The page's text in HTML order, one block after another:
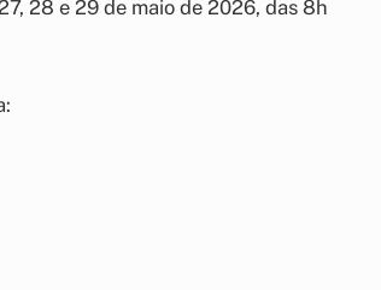
28 e 29 de maio de 2026, das 8h